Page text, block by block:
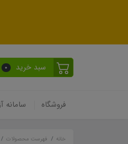
سبد خرید 0
فروشگاه سامانه
خانه فهرست محصولات